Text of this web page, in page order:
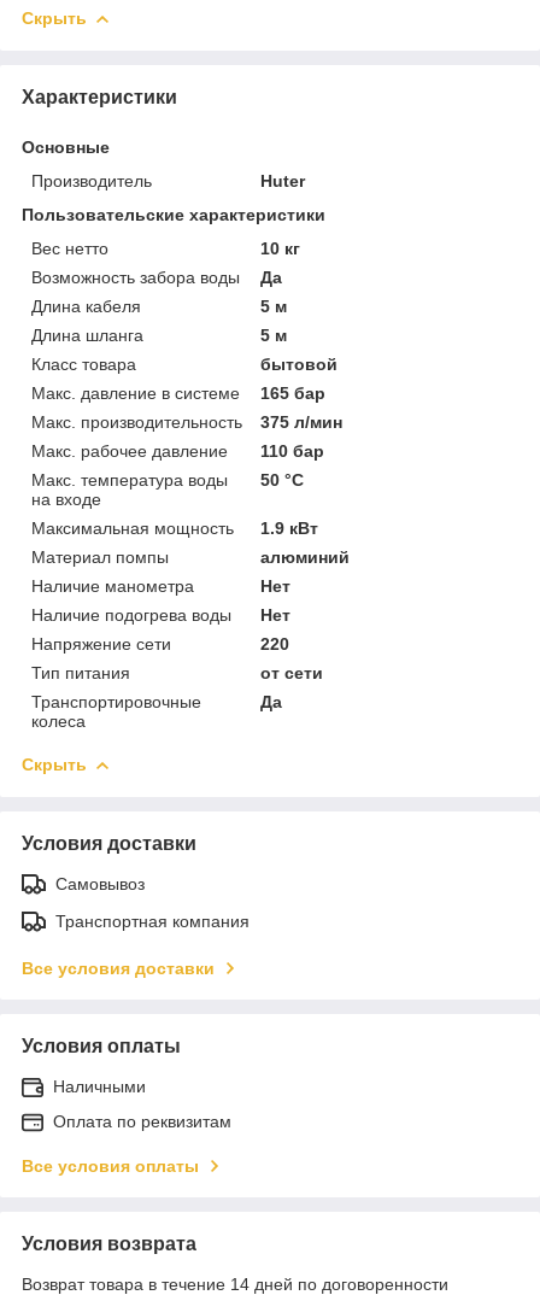
Скрыть
Характеристики
Основные
Производитель
Huter
Пользовательские характеристики
Вес нетто
10 кг
Возможность забора воды
Да
Длина кабеля
5 м
Длина шланга
5 м
Класс товара
бытовой
Макс. давление в системе
165 бар
Макс. производительность
375 л/мин
Макс. рабочее давление
110 бар
Макс. температура воды
на входе
50 °C
Максимальная мощность
1.9 кВт
Материал помпы
алюминий
Наличие манометра
Нет
Наличие подогрева воды
Нет
Напряжение сети
220
Тип питания
от сети
Транспортировочные
колеса
Да
Скрыть
Условия доставки
Самовывоз
Транспортная компания
Все условия доставки
Условия оплаты
Наличными
Оплата по реквизитам
Все условия оплаты
Условия возврата
Возврат товара в течение 14 дней по договоренности